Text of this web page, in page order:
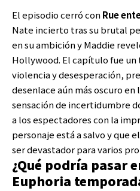
El episodio cerró conRue
Nate incierto tras su brutal
en su ambición y Maddie
Hollywood. El capítulo fue
violencia y desesperación,
desenlace aún más oscuro en
sensación de incertidumbre
a los espectadores con la
personaje está a salvo y que
ser devastador para varios
¿Qué podría pasar
Euphoria